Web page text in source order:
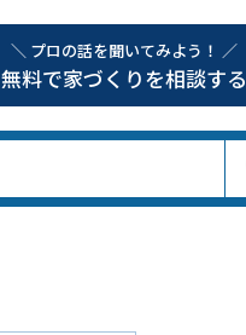
＼ プロの話を聞いてみよう！ ／
無料で家づくりを相談する